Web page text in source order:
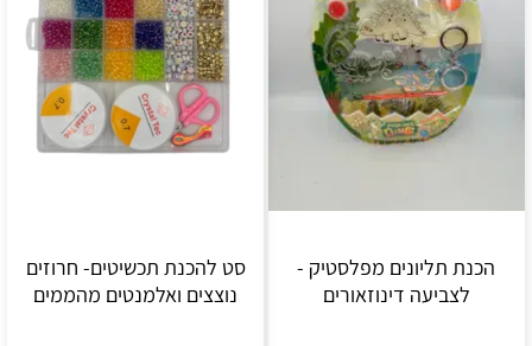
הכנת תליונים מפלסטיק -
לצביעה דינוזאורים
סט להכנת תכשיטים- חרוזים
נוצצים ואלמנטים מהממים